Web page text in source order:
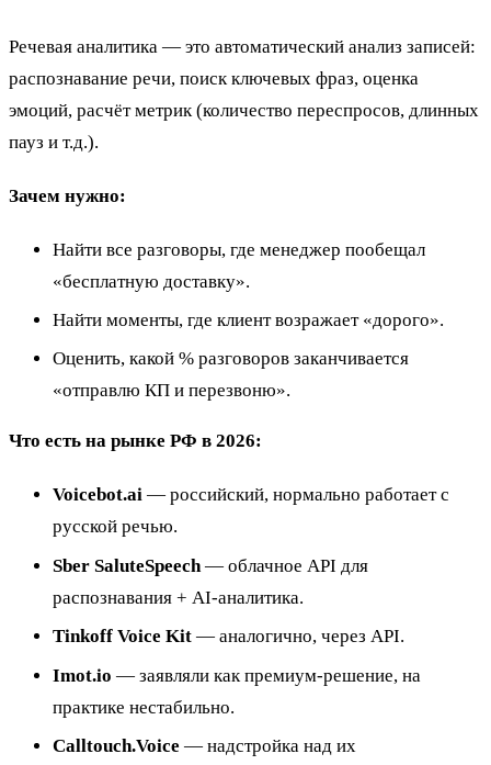
Речевая аналитика — это автоматический анализ записей:
распознавание речи, поиск ключевых фраз, оценка
эмоций, расчёт метрик (количество переспросов, длинных
пауз и т.д.).
Зачем нужно:
Найти все разговоры, где менеджер пообещал
«бесплатную доставку».
Найти моменты, где клиент возражает «дорого».
Оценить, какой % разговоров заканчивается
«отправлю КП и перезвоню».
Что есть на рынке РФ в 2026:
Voicebot.ai — российский, нормально работает с
русской речью.
Sber SaluteSpeech — облачное API для
распознавания + AI-аналитика.
Tinkoff Voice Kit — аналогично, через API.
Imot.io — заявляли как премиум-решение, на
практике нестабильно.
Calltouch.Voice — надстройка над их